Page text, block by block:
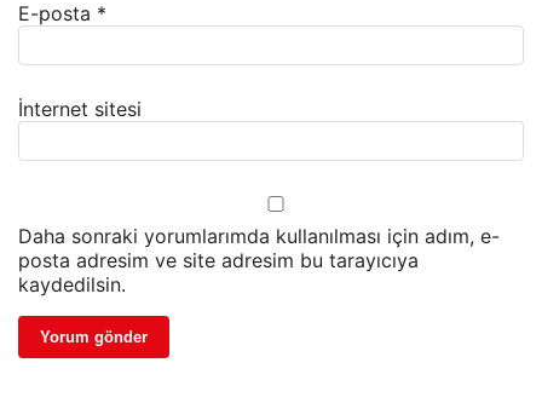
E-posta *
İnternet sitesi
Daha sonraki yorumlarımda kullanılması için adım, e-
posta adresim ve site adresim bu tarayıcıya
kaydedilsin.